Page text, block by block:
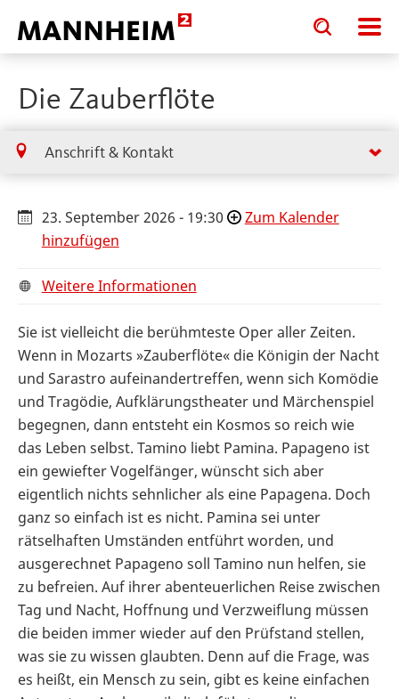
Toggle
search
input
Toggle
search
input
Die Zauberflöte
Anschrift & Kontakt
23. September 2026 - 19:30
Zum Kalender
hinzufügen
Weitere Informationen
Sie ist vielleicht die berühmteste Oper aller Zeiten.
Wenn in Mozarts »Zauberflöte« die Königin der Nacht
und Sarastro aufeinandertreffen, wenn sich Komödie
und Tragödie, Aufklärungstheater und Märchenspiel
begegnen, dann entsteht ein Kosmos so reich wie
das Leben selbst. Tamino liebt Pamina. Papageno ist
ein gewiefter Vogelfänger, wünscht sich aber
eigentlich nichts sehnlicher als eine Papagena. Doch
ganz so einfach ist es nicht. Pamina sei unter
rätselhaften Umständen entführt worden, und
ausgerechnet Papageno soll Tamino nun helfen, sie
zu befreien. Auf ihrer abenteuerlichen Reise zwischen
Tag und Nacht, Hoffnung und Verzweiflung müssen
die beiden immer wieder auf den Prüfstand stellen,
was sie zu wissen glaubten. Denn auf die Frage, was
es heißt, ein Mensch zu sein, gibt es keine einfachen